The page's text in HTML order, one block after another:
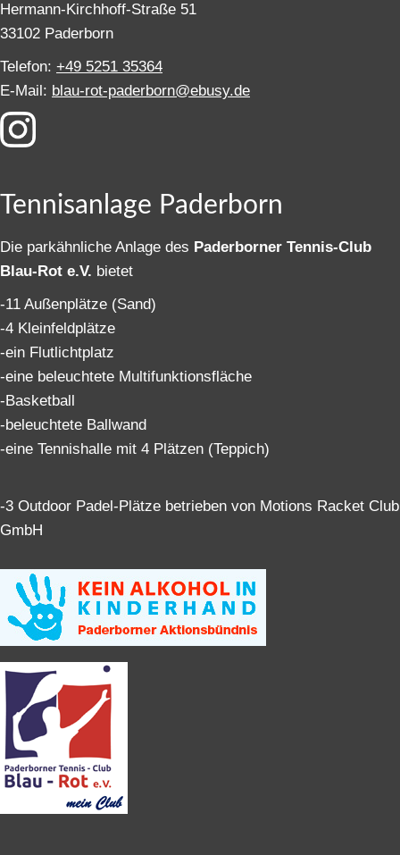
Hermann-Kirchhoff-Straße 51
33102 Paderborn
Telefon: +49 5251 35364
E-Mail: blau-rot-paderborn@ebusy.de
Tennisanlage Paderborn
Die parkähnliche Anlage des Paderborner Tennis-Club
Blau-Rot e.V. bietet
-11 Außenplätze (Sand)
-4 Kleinfeldplätze
-ein Flutlichtplatz
-eine beleuchtete Multifunktionsfläche
-Basketball
-beleuchtete Ballwand
-eine Tennishalle mit 4 Plätzen (Teppich)
-3 Outdoor Padel-Plätze betrieben von Motions Racket Club
GmbH